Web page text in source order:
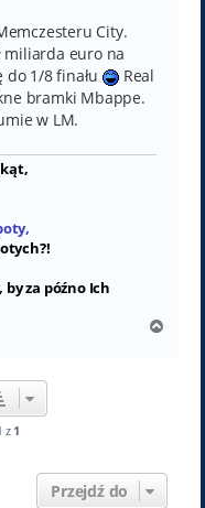
City.
miliarda euro na
do 1/8 finału
Real
bramki Mbappe.
w LM.
za późno Ich
z 1
Przejdź do